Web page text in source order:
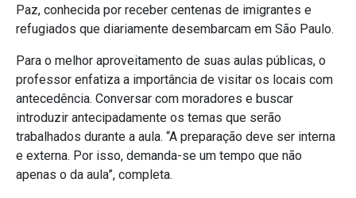
Paz, conhecida por receber centenas de imigrantes e
refugiados que diariamente desembarcam em São Paulo.
Para o melhor aproveitamento de suas aulas públicas, o
professor enfatiza a importância de visitar os locais com
antecedência. Conversar com moradores e buscar
introduzir antecipadamente os temas que serão
trabalhados durante a aula. “A preparação deve ser interna
e externa. Por isso, demanda-se um tempo que não
apenas o da aula”, completa.